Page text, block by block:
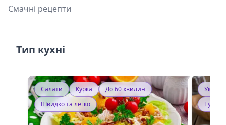
Смачні рецепти
Тип кухні
Салати Курка
До 60 хвилин
Швидко та легко